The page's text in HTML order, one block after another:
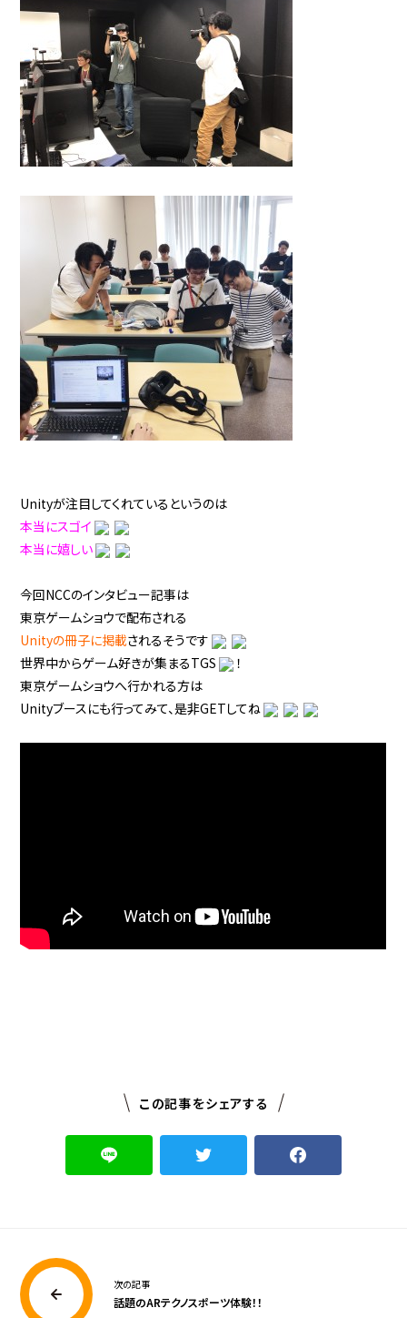
Unityが注目してくれているというのは
本当にスゴイ
本当に嬉しい
今回NCCのインタビュー記事は
東京ゲームショウで配布される
Unityの冊子に掲載されるそうです
世界中からゲーム好きが集まるTGS
！
東京ゲームショウへ行かれる方は
Unityブースにも行ってみて、是非GETしてね
この記事をシェアする
次の記事
話題のARテクノスポーツ体験！！